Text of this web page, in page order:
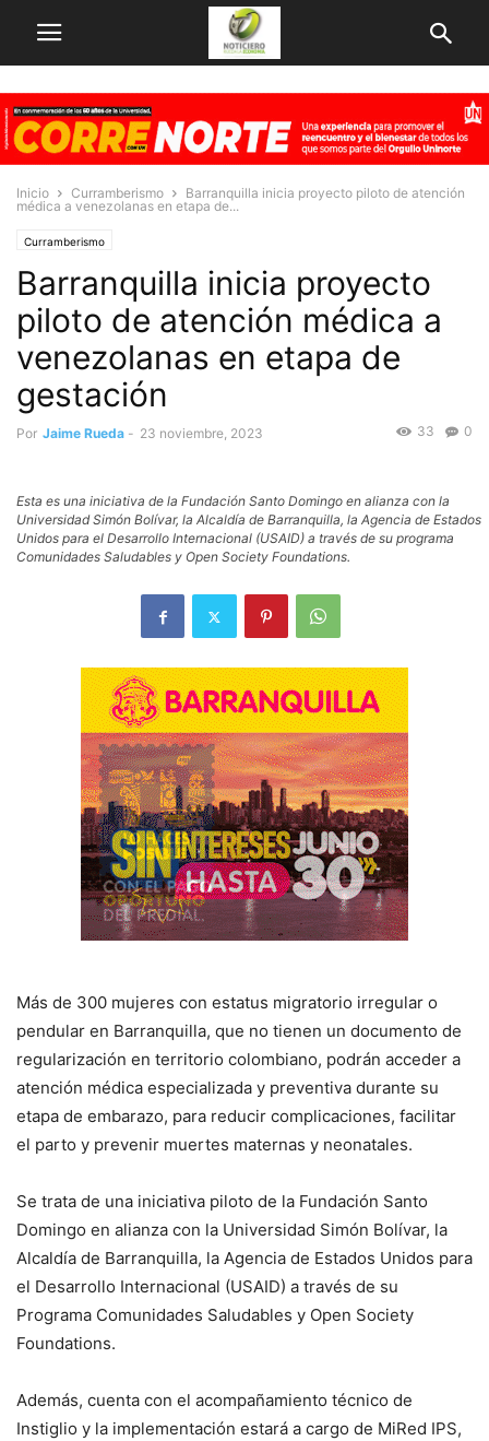
Inicio Curramberismo
Barranquilla inicia proyecto piloto de atención
médica a venezolanas en etapa de...
Curramberismo
Barranquilla inicia proyecto
piloto de atención médica a
venezolanas en etapa de
gestación
Por Jaime Rueda - 23 noviembre, 2023 0
33
Esta es una iniciativa de la Fundación Santo Domingo en alianza con la
Universidad Simón Bolívar, la Alcaldía de Barranquilla, la Agencia de Estados
Unidos para el Desarrollo Internacional (USAID) a través de su programa
Comunidades Saludables y Open Society Foundations.
Más de 300 mujeres con estatus migratorio irregular o
pendular en Barranquilla, que no tienen un documento de
regularización en territorio colombiano, podrán acceder a
atención médica especializada y preventiva durante su
etapa de embarazo, para reducir complicaciones, facilitar
el parto y prevenir muertes maternas y neonatales.
Se trata de una iniciativa piloto de la Fundación Santo
Domingo en alianza con la Universidad Simón Bolívar, la
Alcaldía de Barranquilla, la Agencia de Estados Unidos para
el Desarrollo Internacional (USAID) a través de su
Programa Comunidades Saludables y Open Society
Foundations.
Además, cuenta con el acompañamiento técnico de
Instiglio y la implementación estará a cargo de MiRed IPS,